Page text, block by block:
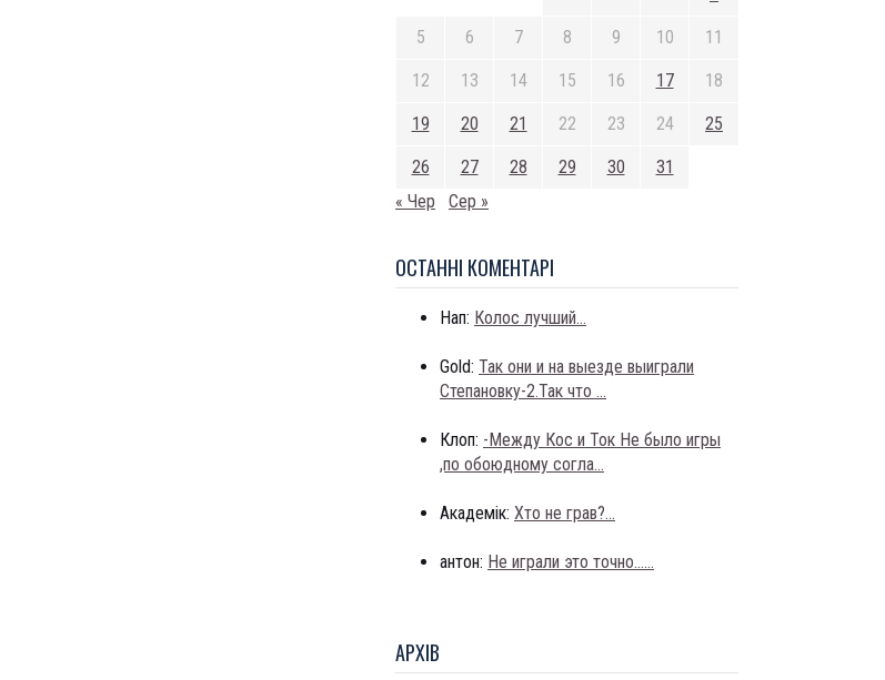
5 6 7 8 9 10 11
12 13 14 15 16 17 18
19 20 21 22 23 24 25
26 27 28 29 30
31
« Чер
Сер »
ОСТАННI КОМЕНТАРI
Нап: Колос лучший...
Gold: Так они и на выезде выиграли
Степановку-2.Так что ...
Клоп: -Между Кос и Ток Не было игры
,по обоюдному согла...
Академік: Хто не грав?...
антон: Не играли это точно......
АРХIВ